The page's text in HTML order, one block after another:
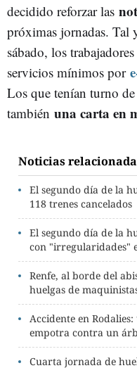
decidido reforzar las
próximas jornadas. Tal
sábado, los
servicios mínimos por
Los que tenían turno
también una carta en
Noticias
El segundo día de la
118 trenes cancelados
El segundo día de la
con "irregularidades"
Renfe, al borde del
huelgas de
Accidente en
empotra contra un
Cuarta jornada de